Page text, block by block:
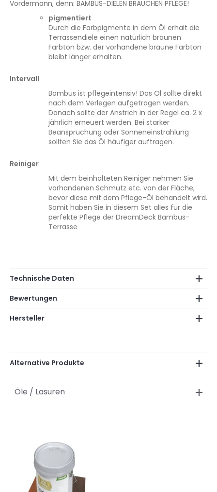
Vordermann, denn: BAMBUS-DIELEN BRAUCHEN PFLEGE!
pigmentiert
Durch die Farbpigmente in dem Öl erhält die
Terrassendiele einen natürlich braunen
Farbton bzw. der vorhandene braune Farbton
bleibt länger erhalten.
Intervall
Bambus ist pflegeintensiv! Das Öl sollte direkt
nach dem Verlegen aufgetragen werden.
Danach sollte der Anstrich in der Regel ca. 2 x
jährlich erneuert werden. Bei starker
Beanspruchung oder Sonneneinstrahlung
sollten Sie das Öl häufiger auftragen.
Reiniger
Mit dem beinhalteten Reiniger nehmen Sie
vorhandenen Schmutz etc. von der Fläche,
bevor diese mit dem Pflege-Öl behandelt wird.
Somit haben Sie in diesem Set alles für die
perfekte Pflege der DreamDeck Bambus-
Terrasse
Technische Daten
Bewertungen
Hersteller
Alternative Produkte
Öle / Lasuren